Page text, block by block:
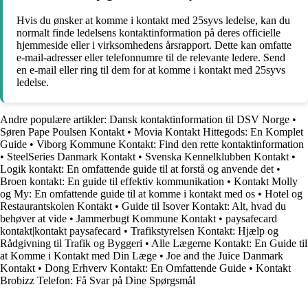
Hvis du ønsker at komme i kontakt med 25syvs ledelse, kan du
normalt finde ledelsens kontaktinformation på deres officielle
hjemmeside eller i virksomhedens årsrapport. Dette kan omfatte
e-mail-adresser eller telefonnumre til de relevante ledere. Send
en e-mail eller ring til dem for at komme i kontakt med 25syvs
ledelse.
Andre populære artikler: Dansk kontaktinformation til DSV Norge •
Søren Pape Poulsen Kontakt • Movia Kontakt Hittegods: En Komplet
Guide • Viborg Kommune Kontakt: Find den rette kontaktinformation
• SteelSeries Danmark Kontakt • Svenska Kennelklubben Kontakt •
Logik kontakt: En omfattende guide til at forstå og anvende det •
Broen kontakt: En guide til effektiv kommunikation • Kontakt Molly
og My: En omfattende guide til at komme i kontakt med os • Hotel og
Restaurantskolen Kontakt • Guide til Isover Kontakt: Alt, hvad du
behøver at vide • Jammerbugt Kommune Kontakt • paysafecard
kontakt|kontakt paysafecard • Trafikstyrelsen Kontakt: Hjælp og
Rådgivning til Trafik og Byggeri • Alle Lægerne Kontakt: En Guide til
at Komme i Kontakt med Din Læge • Joe and the Juice Danmark
Kontakt • Dong Erhverv Kontakt: En Omfattende Guide • Kontakt
Brobizz Telefon: Få Svar på Dine Spørgsmål